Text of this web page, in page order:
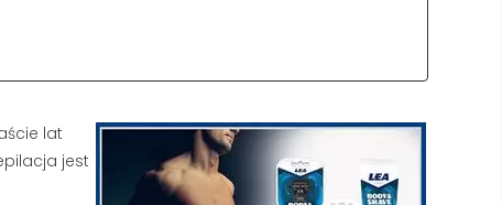
lat
jest